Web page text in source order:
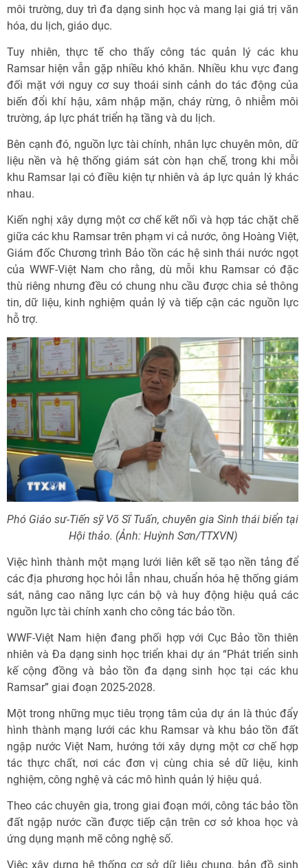
môi trường, duy trì đa dạng sinh học và mang lại giá trị văn
hóa, du lịch, giáo dục.
Tuy nhiên, thực tế cho thấy công tác quản lý các khu
Ramsar hiện vẫn gặp nhiều khó khăn. Nhiều khu vực đang
đối mặt với nguy cơ suy thoái sinh cảnh do tác động của
biến đổi khí hậu, xâm nhập mặn, cháy rừng, ô nhiễm môi
trường, áp lực phát triển hạ tầng và du lịch.
Bên cạnh đó, nguồn lực tài chính, nhân lực chuyên môn, dữ
liệu nền và hệ thống giám sát còn hạn chế, trong khi mỗi
khu Ramsar lại có điều kiện tự nhiên và áp lực quản lý khác
nhau.
Kiến nghị xây dựng một cơ chế kết nối và hợp tác chặt chẽ
giữa các khu Ramsar trên phạm vi cả nước, ông Hoàng Việt,
Giám đốc Chương trình Bảo tồn các hệ sinh thái nước ngọt
của WWF-Việt Nam cho rằng, dù mỗi khu Ramsar có đặc
thù riêng nhưng đều có chung nhu cầu được chia sẻ thông
tin, dữ liệu, kinh nghiệm quản lý và tiếp cận các nguồn lực
hỗ trợ.
Phó Giáo sư-Tiến sỹ Võ Sĩ Tuấn, chuyên gia Sinh thái biển tại
Hội thảo. (Ảnh: Huỳnh Sơn/TTXVN)
Việc hình thành một mạng lưới liên kết sẽ tạo nền tảng để
các địa phương học hỏi lẫn nhau, chuẩn hóa hệ thống giám
sát, nâng cao năng lực cán bộ và huy động hiệu quả các
nguồn lực tài chính xanh cho công tác bảo tồn.
WWF-Việt Nam hiện đang phối hợp với Cục Bảo tồn thiên
nhiên và Đa dạng sinh học triển khai dự án “Phát triển sinh
kế cộng đồng và bảo tồn đa dạng sinh học tại các khu
Ramsar” giai đoạn 2025-2028.
Một trong những mục tiêu trọng tâm của dự án là thúc đẩy
hình thành mạng lưới các khu Ramsar và khu bảo tồn đất
ngập nước Việt Nam, hướng tới xây dựng một cơ chế hợp
tác thực chất, nơi các đơn vị cùng chia sẻ dữ liệu, kinh
nghiệm, công nghệ và các mô hình quản lý hiệu quả.
Theo các chuyên gia, trong giai đoạn mới, công tác bảo tồn
đất ngập nước cần được tiếp cận trên cơ sở khoa học và
ứng dụng mạnh mẽ công nghệ số.
Việc xây dựng hệ thống cơ sở dữ liệu chung, bản đồ sinh